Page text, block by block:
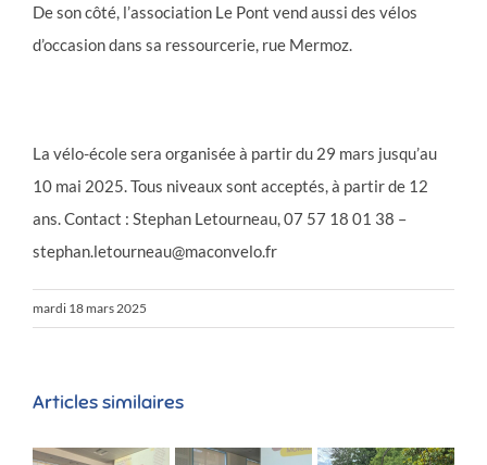
De son côté, l’association Le Pont vend aussi des vélos
d’occasion dans sa ressourcerie, rue Mermoz.
La vélo-école sera organisée à partir du 29 mars jusqu’au
10 mai 2025. Tous niveaux sont acceptés, à partir de 12
ans. Contact : Stephan Letourneau, 07 57 18 01 38 –
stephan.letourneau@maconvelo.fr
mardi 18 mars 2025
Articles similaires